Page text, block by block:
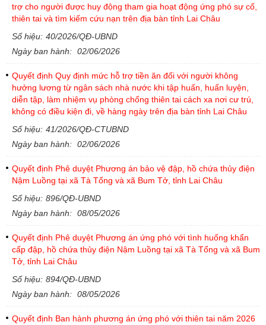
trợ cho người được huy động tham gia hoạt động ứng phó sự cố,
thiên tai và tìm kiếm cứu nạn trên địa bàn tỉnh Lai Châu
Số hiệu: 40/2026/QĐ-UBND
Ngày ban hành: 02/06/2026
Quyết định Quy định mức hỗ trợ tiền ăn đối với người không
hưởng lương từ ngân sách nhà nước khi tập huấn, huấn luyện,
diễn tập, làm nhiệm vụ phòng chống thiên tai cách xa nơi cư trú,
không có điều kiện đi, về hàng ngày trên địa bàn tỉnh Lai Châu
Số hiệu: 41/2026/QĐ-CTUBND
Ngày ban hành: 02/06/2026
Quyết định Phê duyệt Phương án bảo vệ đập, hồ chứa thủy điện
Nậm Luồng tại xã Tà Tổng và xã Bum Tở, tỉnh Lai Châu
Số hiệu: 896/QĐ-UBND
Ngày ban hành: 08/05/2026
Quyết định Phê duyệt Phương án ứng phó với tình huống khẩn
cấp đập, hồ chứa thủy điện Nậm Luồng tại xã Tà Tổng và xã Bum
Tở, tỉnh Lai Châu
Số hiệu: 894/QĐ-UBND
Ngày ban hành: 08/05/2026
Quyết định Ban hành phương án ứng phó với thiên tai năm 2026